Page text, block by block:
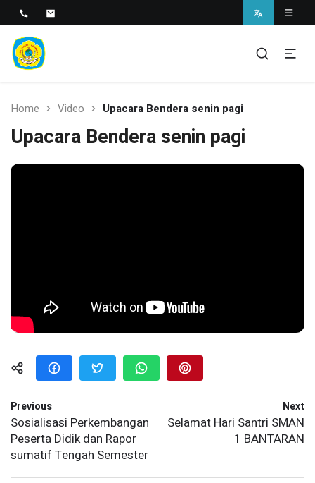
SMAN 1 Bantaran
SMAN 1 BANTARAN
Home Video Upacara Bendera senin pagi
Upacara Bendera senin pagi
Previous
Sosialisasi Perkembangan
Peserta Didik dan Rapor
sumatif Tengah Semester
Next
Selamat Hari Santri SMAN
1 BANTARAN